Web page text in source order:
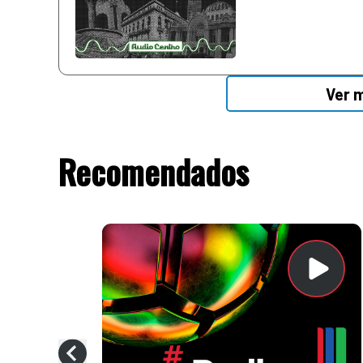
Ver
Recomendados